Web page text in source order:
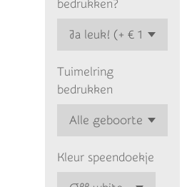
bedrukken?
Tuimelring
bedrukken
Kleur speendoekje